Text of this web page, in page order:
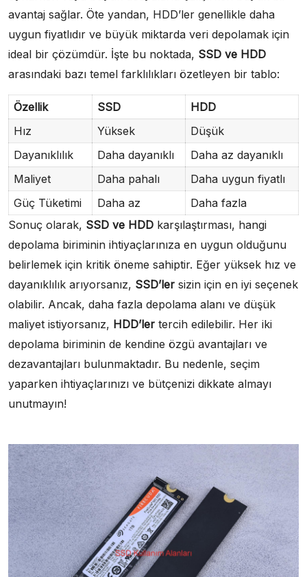
avantaj sağlar. Öte yandan, HDD’ler genellikle daha
uygun fiyatlıdır ve büyük miktarda veri depolamak için
ideal bir çözümdür. İşte bu noktada, SSD ve HDD
arasındaki bazı temel farklılıkları özetleyen bir tablo:
Özellik SSD
HDD
Hız
Yüksek
Düşük
Dayanıklılık
Daha dayanıklı
Daha az dayanıklı
Maliyet
Daha pahalı
Daha uygun fiyatlı
Güç Tüketimi
Daha az
Daha fazla
Sonuç olarak, SSD ve HDD karşılaştırması, hangi
depolama biriminin ihtiyaçlarınıza en uygun olduğunu
belirlemek için kritik öneme sahiptir. Eğer yüksek hız ve
dayanıklılık arıyorsanız, SSD’ler sizin için en iyi seçenek
olabilir. Ancak, daha fazla depolama alanı ve düşük
maliyet istiyorsanız, HDD’ler tercih edilebilir. Her iki
depolama biriminin de kendine özgü avantajları ve
dezavantajları bulunmaktadır. Bu nedenle, seçim
yaparken ihtiyaçlarınızı ve bütçenizi dikkate almayı
unutmayın!